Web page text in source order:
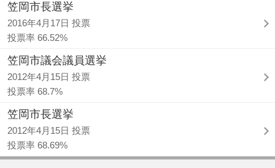
笠岡市長選挙
2016年4月17日 投票
投票率 66.52%
笠岡市議会議員選挙
2012年4月15日 投票
投票率 68.7%
笠岡市長選挙
2012年4月15日 投票
投票率 68.69%